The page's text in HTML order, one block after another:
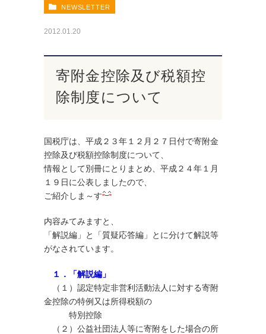
NEWSLETTER
2012.01.20
寄附金控除及び税額控
除制度について
国税庁は、平成２３年１２月２７日付で寄附金
控除及び税額控除制度について、
情報として別冊にとりまとめ、 平成２４年１月
１９日に公表しましたので、
ご紹介しま～す
内容みてみますと、
「解説編」と「質疑応答編」とに分けて解説等
がなされています。
１．「解説編」
（１）認定特定非営利活動法人に対する寄附
金控除の特例又は所得税額の
特別控除
（２）公益社団法人等に寄附をした場合の所